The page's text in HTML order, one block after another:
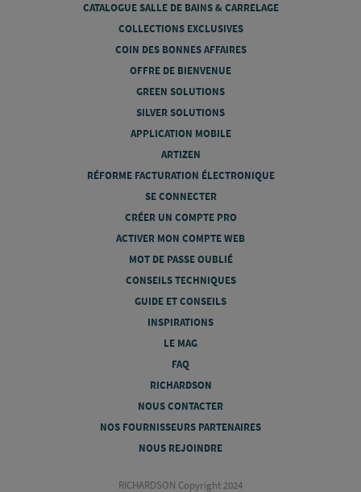
CATALOGUE SALLE DE BAINS & CARRELAGE
COLLECTIONS EXCLUSIVES
COIN DES BONNES AFFAIRES
OFFRE DE BIENVENUE
GREEN SOLUTIONS
SILVER SOLUTIONS
APPLICATION MOBILE
ARTIZEN
RÉFORME FACTURATION ÉLECTRONIQUE
SE CONNECTER
CRÉER UN COMPTE PRO
ACTIVER MON COMPTE WEB
MOT DE PASSE OUBLIÉ
CONSEILS TECHNIQUES
GUIDE ET CONSEILS
INSPIRATIONS
LE MAG
FAQ
RICHARDSON
NOUS CONTACTER
NOS FOURNISSEURS PARTENAIRES
NOUS REJOINDRE
RICHARDSON Copyright 2024